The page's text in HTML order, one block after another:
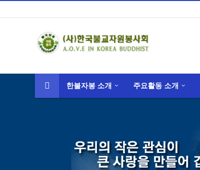
한불자봉 소개 주요활동 소개